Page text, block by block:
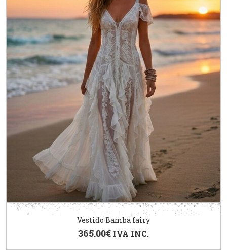
Vestido Bamba fairy
365.00€ IVA INC.